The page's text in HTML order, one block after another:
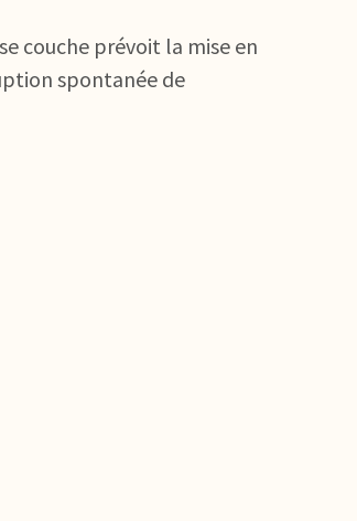
couche prévoit la mise en
spontanée de